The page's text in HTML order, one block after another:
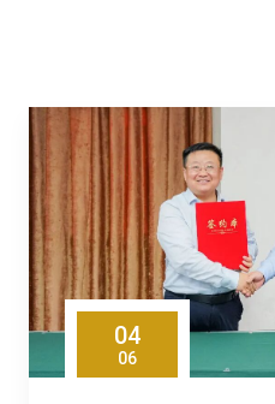
04
06